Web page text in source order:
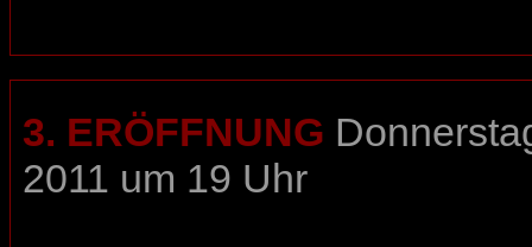
3. ERÖFFNUNG
2011 um 19 Uhr